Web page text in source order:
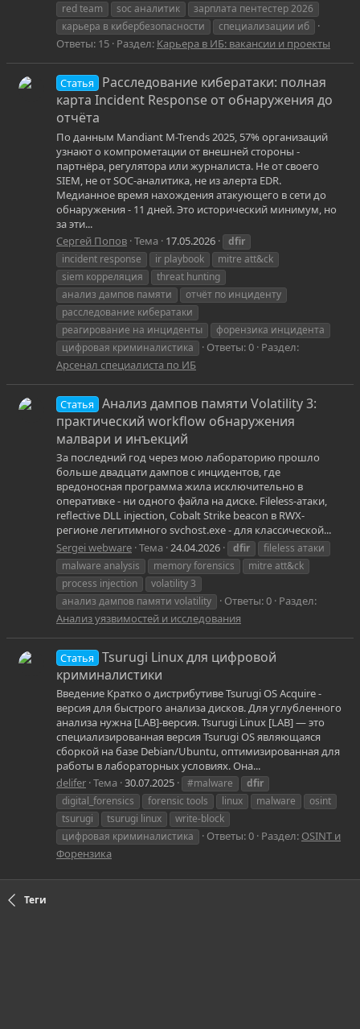
red team
soc аналитик
зарплата пентестер 2026
карьера в кибербезопасности
специализации иб
Ответы: 15 Раздел: Карьера в ИБ: вакансии и проекты
Статья
Расследование кибератаки: полная
карта Incident Response от обнаружения до
отчёта
По данным Mandiant M-Trends 2025, 57% организаций
узнают о компрометации от внешней стороны -
партнёра, регулятора или журналиста. Не от своего
SIEM, не от SOC-аналитика, не из алерта EDR.
Медианное время нахождения атакующего в сети до
обнаружения - 11 дней. Это исторический минимум, но
за эти...
Сергей Попов Тема 17.05.2026
dfir
incident response
ir playbook
mitre att&ck
siem корреляция
threat hunting
анализ дампов памяти
отчёт по инциденту
расследование кибератаки
реагирование на инциденты
форензика инцидента
цифровая криминалистика
Ответы: 0 Раздел:
Арсенал специалиста по ИБ
Статья
Анализ дампов памяти Volatility 3:
практический workflow обнаружения
малвари и инъекций
За последний год через мою лабораторию прошло
больше двадцати дампов с инцидентов, где
вредоносная программа жила исключительно в
оперативке - ни одного файла на диске. Fileless-атаки,
reflective DLL injection, Cobalt Strike beacon в RWX-
регионе легитимного svchost.exe - для классической...
Sergei webware Тема 24.04.2026 dfir
fileless атаки
malware analysis
memory forensics
mitre att&ck
process injection
volatility 3
анализ дампов памяти volatility
Ответы: 0 Раздел:
Анализ уязвимостей и исследования
Статья
Tsurugi Linux для цифровой
криминалистики
Введение Кратко о дистрибутиве Tsurugi OS Acquire -
версия для быстрого анализа дисков. Для углубленного
анализа нужна [LAB]-версия. Tsurugi Linux [LAB] — это
специализированная версия Tsurugi OS являющаяся
сборкой на базе Debian/Ubuntu, оптимизированная для
работы в лабораторных условиях. Она...
delifer Тема 30.07.2025 #malware
dfir
digital_forensics
forensic tools linux malware
osint
tsurugi
tsurugi linux
write‑block
цифровая криминалистика
Ответы: 0 Раздел: OSINT и
Форензика
Теги